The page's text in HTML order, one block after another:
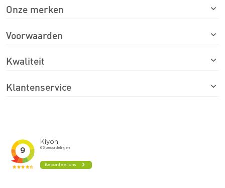
Onze merken
Voorwaarden
Kwaliteit
Klantenservice